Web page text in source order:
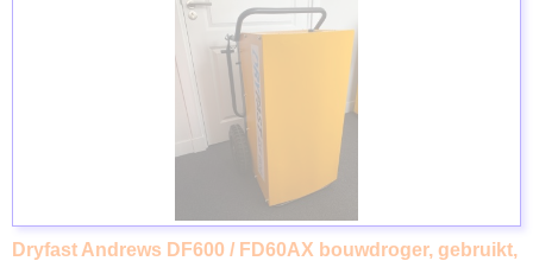
Dryfast Andrews DF600 / FD60AX bouwdroger, gebruikt,